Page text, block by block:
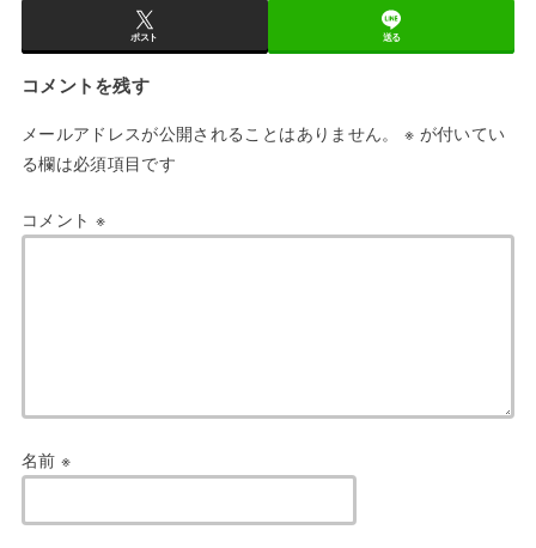
ポスト 送る
コメントを残す
メールアドレスが公開されることはありません。 ※ が付いてい
る欄は必須項目です
コメント ※
名前 ※